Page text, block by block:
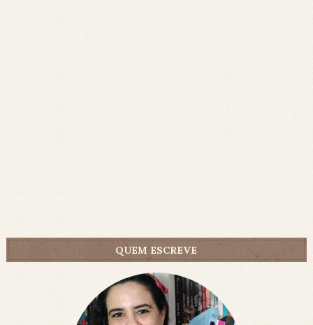
QUEM ESCREVE